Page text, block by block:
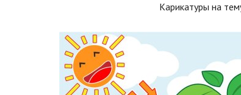
Карикатуры на